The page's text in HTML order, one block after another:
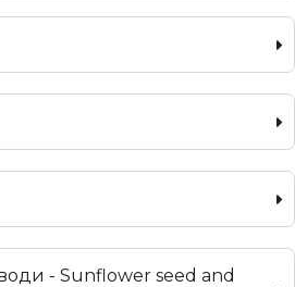
- Sunflower seed and